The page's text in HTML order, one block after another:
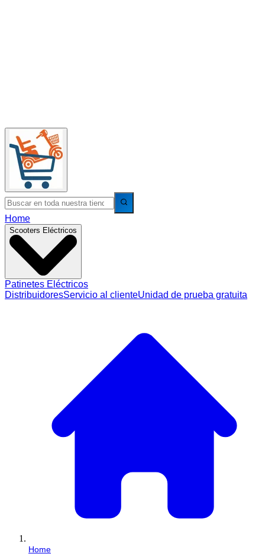
Home
Scooters Eléctricos
Patinetes Eléctricos
DistribuidoresServicio al clienteUnidad de prueba gratuita
Home